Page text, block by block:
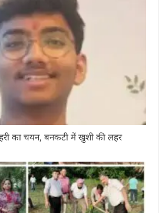
का चयन, बनकटी में खुशी की लहर